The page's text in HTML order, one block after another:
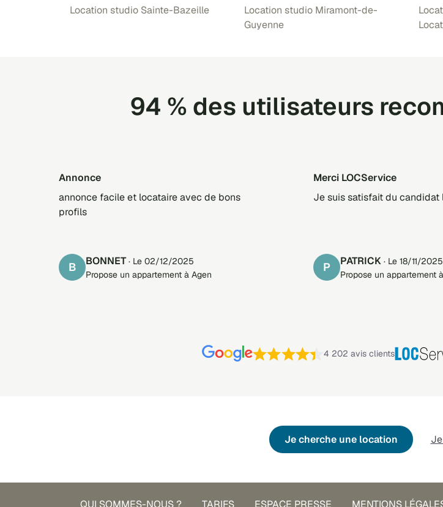
Location studio Sainte-Bazeille
Location studio Miramont-de-
Guyenne
94 % des utilisateurs
annonce
annonce facile et locataire avec de bons
profils
B BONNET · Le 02/12/2025
Propose un appartement à Agen
Merci LOCService
Je suis satisfait du candidat
P PATRICK · Le 18/11/2025
Propose un appartement
Note : 4,4 sur 5 —
4 202 avis clients
Je cherche une location
QUI SOMMES-NOUS ? TARIFS ESPACE PRESSE MENTIONS